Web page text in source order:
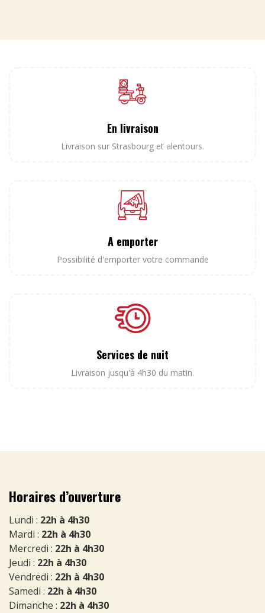
En livraison
Livraison sur Strasbourg et alentours.
A emporter
Possibilité d'emporter votre commande
Services de nuit
Livraison jusqu'à 4h30 du matin.
Horaires d’ouverture
Lundi : 22h à 4h30
Mardi : 22h à 4h30
Mercredi : 22h à 4h30
Jeudi : 22h à 4h30
Vendredi : 22h à 4h30
Samedi : 22h à 4h30
Dimanche : 22h à 4h30